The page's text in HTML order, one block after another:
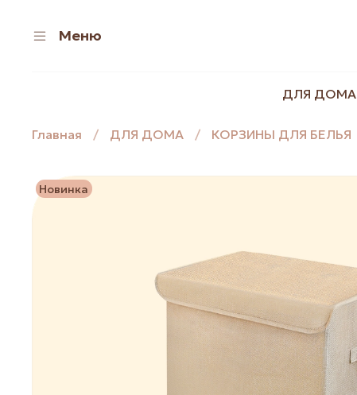
Меню
ДЛЯ ДОМА
Главная ДЛЯ ДОМА КОРЗИНЫ ДЛЯ БЕЛЬЯ
Новинка